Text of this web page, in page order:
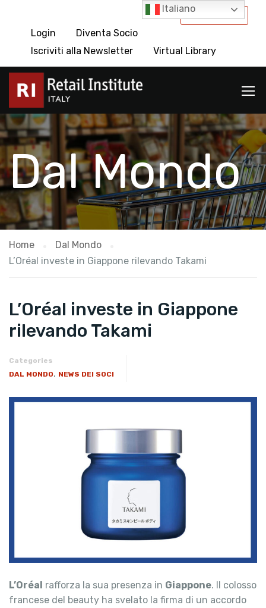
International
Login
Diventa Socio
Iscriviti alla Newsletter
Virtual Library
Dal Mondo
Home
Dal Mondo
L’Oréal investe in Giappone rilevando Takami
L’Oréal investe in Giappone
rilevando Takami
Categories
DAL MONDO, NEWS DEI SOCI
L’Oréal rafforza la sua presenza in Giappone. Il colosso
francese del beauty ha svelato la firma di un accordo
Italiano